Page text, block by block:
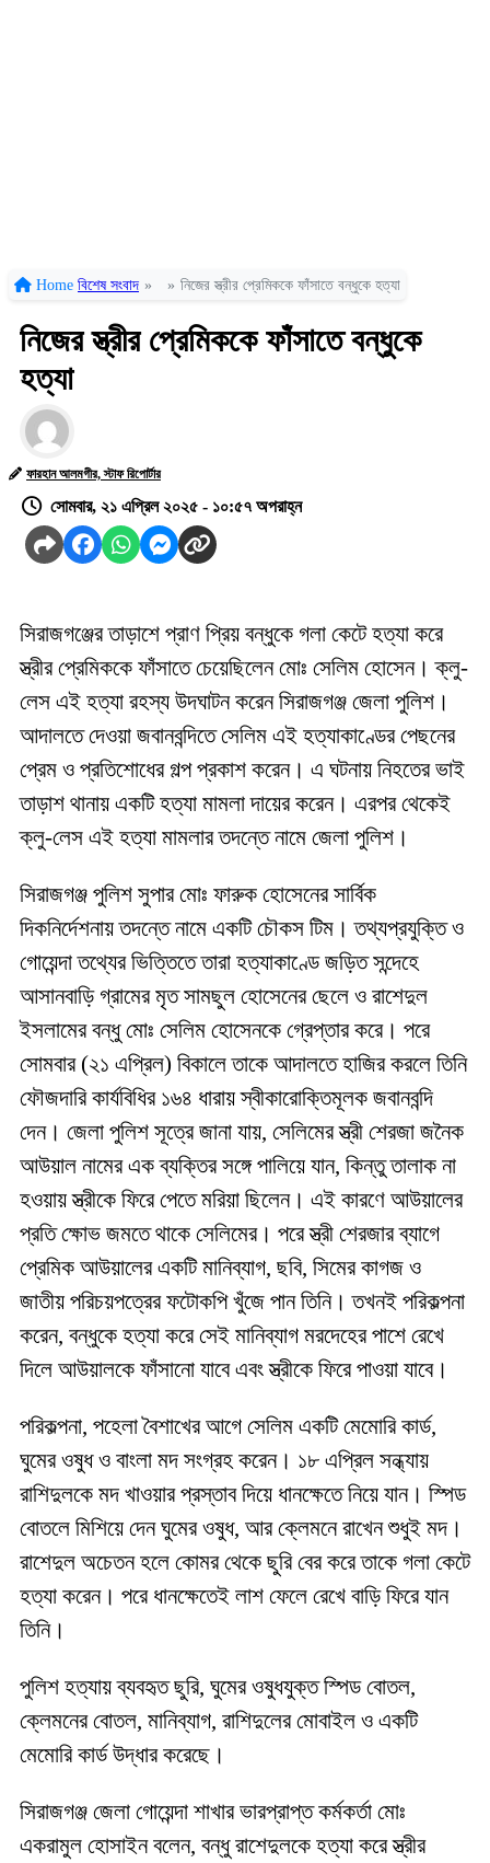
Home বিশেষ সংবাদ » » নিজের স্ত্রীর প্রেমিককে ফাঁসাতে বন্ধুকে হত্যা
নিজের স্ত্রীর প্রেমিককে ফাঁসাতে বন্ধুকে
হত্যা
ফারহান আলমগীর, স্টাফ রিপোর্টার
সোমবার, ২১ এপ্রিল ২০২৫ - ১০:৫৭ অপরাহ্ন
সিরাজগঞ্জের তাড়াশে প্রাণ প্রিয় বন্ধুকে গলা কেটে হত্যা করে
স্ত্রীর প্রেমিককে ফাঁসাতে চেয়েছিলেন মোঃ সেলিম হোসেন। ক্লু-
লেস এই হত্যা রহস্য উদঘাটন করেন সিরাজগঞ্জ জেলা পুলিশ।
আদালতে দেওয়া জবানবন্দিতে সেলিম এই হত্যাকাণ্ডের পেছনের
প্রেম ও প্রতিশোধের গল্প প্রকাশ করেন। এ ঘটনায় নিহতের ভাই
তাড়াশ থানায় একটি হত্যা মামলা দায়ের করেন। এরপর থেকেই
ক্লু-লেস এই হত্যা মামলার তদন্তে নামে জেলা পুলিশ।
সিরাজগঞ্জ পুলিশ সুপার মোঃ ফারুক হোসেনের সার্বিক
দিকনির্দেশনায় তদন্তে নামে একটি চৌকস টিম। তথ্যপ্রযুক্তি ও
গোয়েন্দা তথ্যের ভিত্তিতে তারা হত্যাকাণ্ডে জড়িত সন্দেহে
আসানবাড়ি গ্রামের মৃত সামছুল হোসেনের ছেলে ও রাশেদুল
ইসলামের বন্ধু মোঃ সেলিম হোসেনকে গ্রেপ্তার করে। পরে
সোমবার (২১ এপ্রিল) বিকালে তাকে আদালতে হাজির করলে তিনি
ফৌজদারি কার্যবিধির ১৬৪ ধারায় স্বীকারোক্তিমূলক জবানবন্দি
দেন। জেলা পুলিশ সূত্রে জানা যায়, সেলিমের স্ত্রী শেরজা জনৈক
আউয়াল নামের এক ব্যক্তির সঙ্গে পালিয়ে যান, কিন্তু তালাক না
হওয়ায় স্ত্রীকে ফিরে পেতে মরিয়া ছিলেন। এই কারণে আউয়ালের
প্রতি ক্ষোভ জমতে থাকে সেলিমের। পরে স্ত্রী শেরজার ব্যাগে
প্রেমিক আউয়ালের একটি মানিব্যাগ, ছবি, সিমের কাগজ ও
জাতীয় পরিচয়পত্রের ফটোকপি খুঁজে পান তিনি। তখনই পরিকল্পনা
করেন, বন্ধুকে হত্যা করে সেই মানিব্যাগ মরদেহের পাশে রেখে
দিলে আউয়ালকে ফাঁসানো যাবে এবং স্ত্রীকে ফিরে পাওয়া যাবে।
পরিকল্পনা, পহেলা বৈশাখের আগে সেলিম একটি মেমোরি কার্ড,
ঘুমের ওষুধ ও বাংলা মদ সংগ্রহ করেন। ১৮ এপ্রিল সন্ধ্যায়
রাশিদুলকে মদ খাওয়ার প্রস্তাব দিয়ে ধানক্ষেতে নিয়ে যান। স্পিড
বোতলে মিশিয়ে দেন ঘুমের ওষুধ, আর ক্লেমনে রাখেন শুধুই মদ।
রাশেদুল অচেতন হলে কোমর থেকে ছুরি বের করে তাকে গলা কেটে
হত্যা করেন। পরে ধানক্ষেতেই লাশ ফেলে রেখে বাড়ি ফিরে যান
তিনি।
পুলিশ হত্যায় ব্যবহৃত ছুরি, ঘুমের ওষুধযুক্ত স্পিড বোতল,
ক্লেমনের বোতল, মানিব্যাগ, রাশিদুলের মোবাইল ও একটি
মেমোরি কার্ড উদ্ধার করেছে।
সিরাজগঞ্জ জেলা গোয়েন্দা শাখার ভারপ্রাপ্ত কর্মকর্তা মোঃ
একরামুল হোসাইন বলেন, বন্ধু রাশেদুলকে হত্যা করে স্ত্রীর